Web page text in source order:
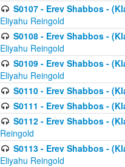
S0107 - Erev Shabbos -
Eliyahu Reingold
S0108 - Erev Shabbos -
Eliyahu Reingold
S0109 - Erev Shabbos -
Eliyahu Reingold
S0110 - Erev Shabbos -
S0111 - Erev Shabbos -
S0112 - Erev Shabbos -
Reingold
S0113 - Erev Shabbos -
Eliyahu Reingold